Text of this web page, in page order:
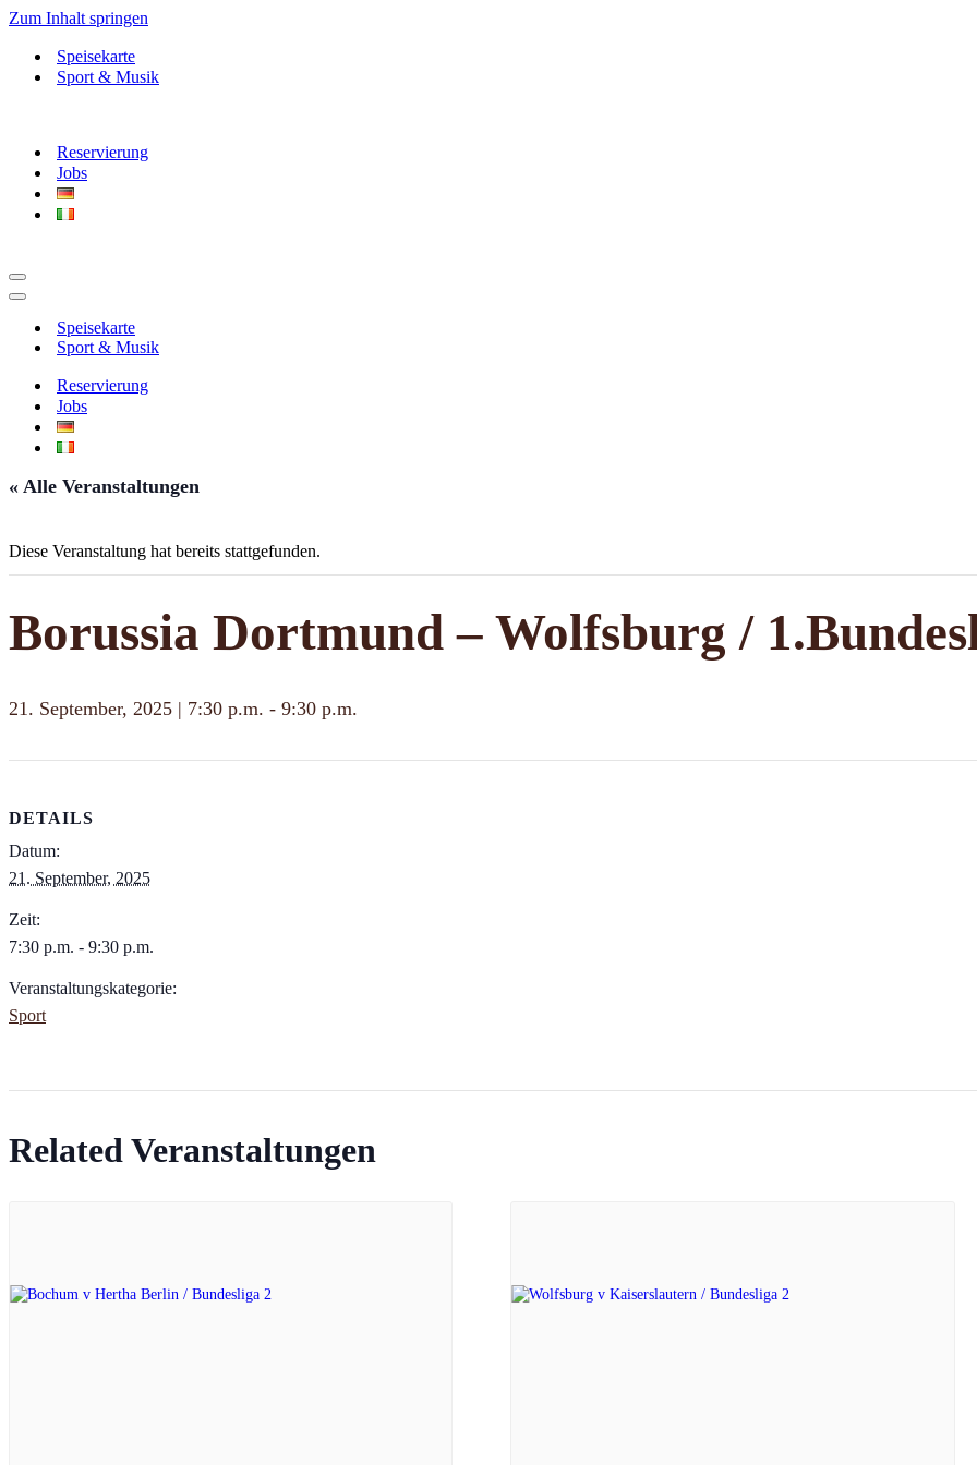
Zum Inhalt springen
Speisekarte
Sport & Musik
Reservierung
Jobs
Navigationsmenü
Navigationsmenü
Speisekarte
Sport & Musik
Reservierung
Jobs
« Alle Veranstaltungen
Diese Veranstaltung hat bereits stattgefunden.
Borussia Dortmund – Wolfsburg /
21. September, 2025 | 7:30 p.m. - 9:30 p.m.
DETAILS
Datum:
21. September, 2025
Zeit:
7:30 p.m. - 9:30 p.m.
Veranstaltungskategorie:
Sport
Related Veranstaltungen